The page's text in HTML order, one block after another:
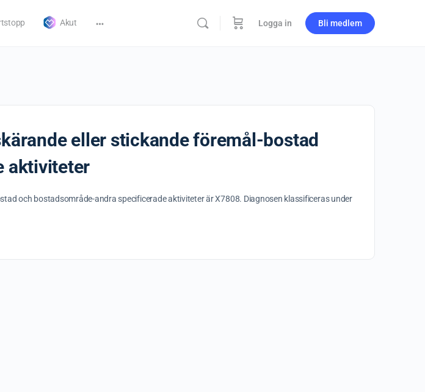
Akut Logga in Bli medlem
eller stickande föremål-bostad
aktiviteter
och bostadsområde-andra specificerade aktiviteter är X7808. Diagnosen klassificeras under